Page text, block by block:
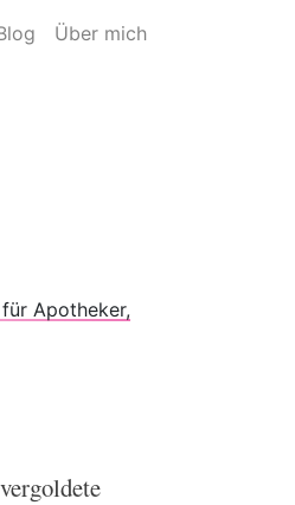
Über mich
Apotheker,